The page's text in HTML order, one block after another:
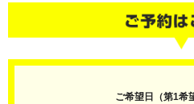
ご希望日（第1希